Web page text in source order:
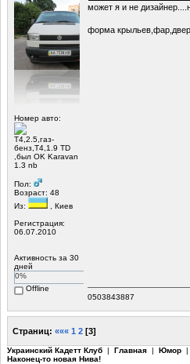
Номер авто:
Т4,2.5,газ-
бенз,Т4,1.9 TD
,был OK Karavan
1.3 nb
Пол:
Возраст: 48
Из:
, Киев
Регистрация:
06.07.2010
Активность за 30
дней
0%
Offline
может я и не
форма
0503843887
Страниц: ««« 1 2 [3]
Украинский Кадетт Клуб | Главная | Юмор |
Наконец-то новая Нива!